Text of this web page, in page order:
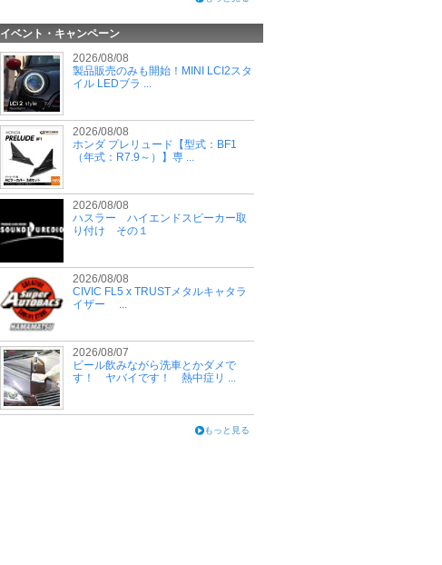
イベント・キャンペーン
2026/08/08
製品販売のみも開始！MINI LCI2スタ
イル LEDブラ ...
2026/08/08
ホンダ プレリュード【型式：BF1
（年式：R7.9～）】専 ...
2026/08/08
ハスラー ハイエンドスピーカー取
り付け その１
2026/08/08
CIVIC FL5 x TRUSTメタルキャタラ
イザー ...
2026/08/07
ビール飲みながら洗車とかダメで
す！ ヤバイです！ 熱中症リ ...
もっと見る